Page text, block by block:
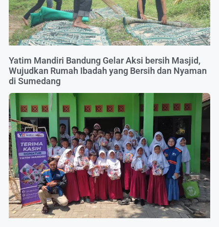
Yatim Mandiri Bandung Gelar Aksi bersih Masjid,
Wujudkan Rumah Ibadah yang Bersih dan Nyaman
di Sumedang